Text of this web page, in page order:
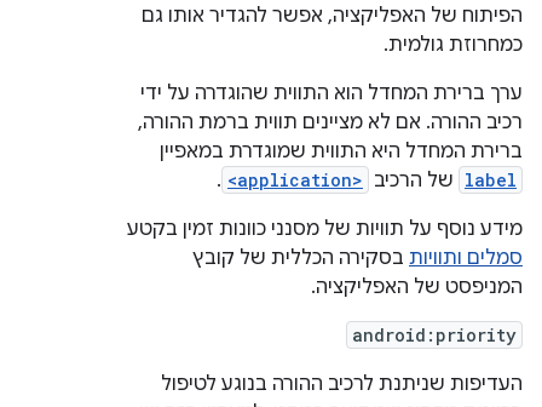
הפיתוח של האפליקציה, אפשר להגדיר אותו גם
כמחרוזת גולמית.
ערך ברירת המחדל הוא התווית שהוגדרה על ידי
רכיב ההורה. אם לא מציינים תווית ברמת ההורה,
ברירת המחדל היא התווית שמוגדרת במאפיין
label של הרכיב <application>
.
מידע נוסף על תוויות של מסנני כוונות זמין בקטע
סמלים ותוויות בסקירה הכללית של קובץ
המניפסט של האפליקציה.
android:priority
העדיפות שניתנת לרכיב ההורה בנוגע לטיפול